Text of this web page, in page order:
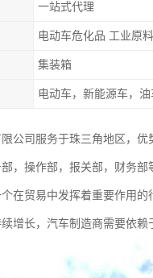
一站式代理
电动车危化品 工业原料
集装箱
电动车，新能源车，油
公司服务于珠三角地区，
，操作部，报关部，财务部
在贸易中发挥着重要作用
增长，汽车制造商需要依赖